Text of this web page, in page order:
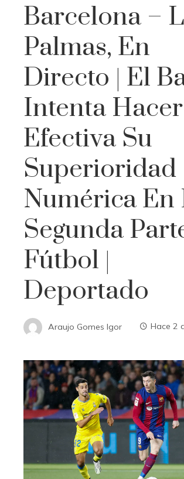
Barcelona –
Palmas, En
Directo | El
Intenta Hacer
Efectiva Su
Superioridad
Numérica En
Segunda
Fútbol |
Deportado
Araujo Gomes Igor Hace 2